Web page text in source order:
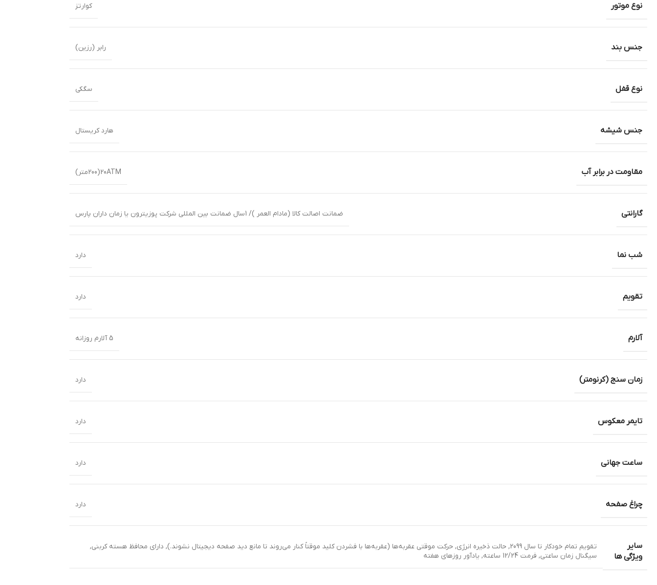
نوع موتور کوارتز
جنس بند رابر (رزین)
نوع قفل سگکی
جنس شیشه هارد کریستال
مقاومت در برابر آب 20ATM(200متر)
گارانتی ضمانت اصالت کالا (مادام العمر )/ 1سال ضمانت بین المللی شرکت پوزیترون یا زمان داران پارس
شب نما دارد
تقویم دارد
آلارم 5 آلارم روزانه
زمان سنج (کرنومتر) دارد
تایمر معکوس دارد
ساعت جهانی دارد
چراغ صفحه دارد
سایر
ویژگی ها
تقویم تمام خودکار تا سال 2099 ,حالت ذخیره انرژی,حرکت موقتی عقربه‌ها (عقربه‌ها با فشردن کلید موقتاً کنار می‌روند تا مانع دید صفحه دیجیتال نشوند.), دارای محافظ هسته کربنی,
سیگنال زمان ساعتی, فرمت 12/24 ساعته , یادآور روزهای هفته